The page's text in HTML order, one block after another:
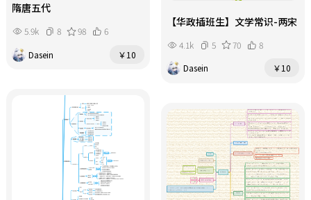
隋唐五代
5.9k 8 98
6
Dasein
￥10
【华政插班生】文学常识-两宋
4.1k 5 70
8
Dasein
￥10